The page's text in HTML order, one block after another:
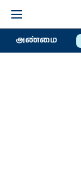
அண்மை